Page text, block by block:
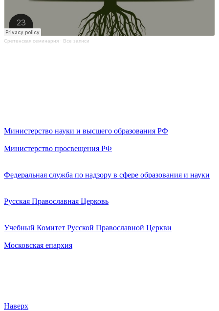
Сретенская семинария · Все записи
Министерство науки и высшего образования РФ
Министерство просвещения РФ
Федеральная служба по надзору в сфере образования и науки
Русская Православная Церковь
Учебный Комитет Русской Православной Церкви
Московская епархия
Наверх